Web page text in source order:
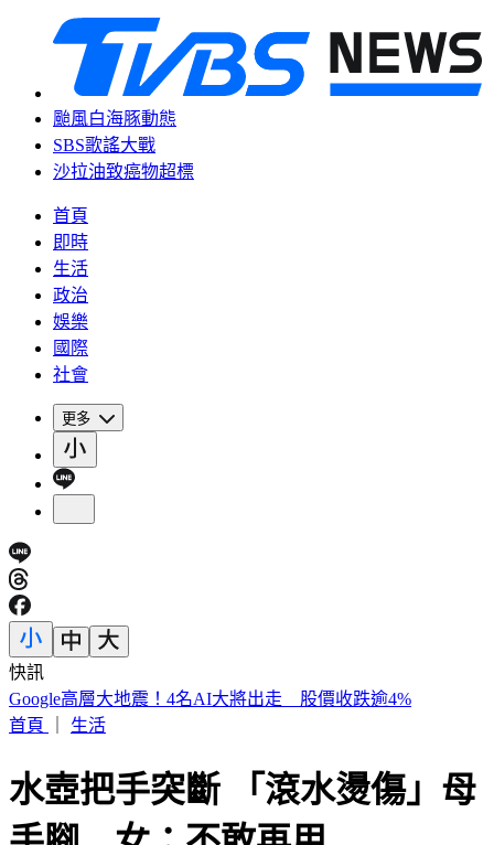
颱風白海豚動態
SBS歌謠大戰
沙拉油致癌物超標
首頁
即時
生活
政治
娛樂
國際
社會
更多
快訊
天后御用化妝師病逝！ 江蕙、張惠妹、賈靜雯「現身」告別
禮拜
水壺把手突斷 「滾水燙傷」母